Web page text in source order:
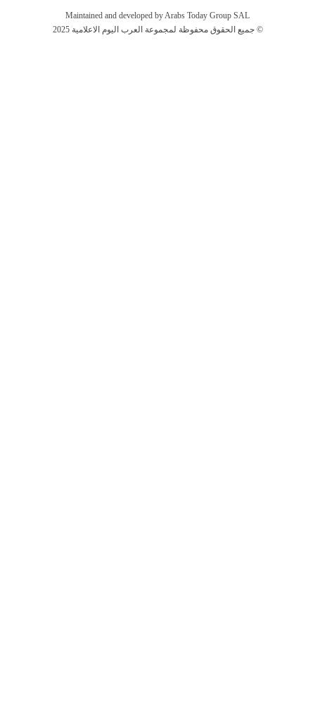
Maintained and developed by Arabs Today Group SAL
جميع الحقوق محفوظة لمجموعة العرب اليوم الاعلامية 2025 ©